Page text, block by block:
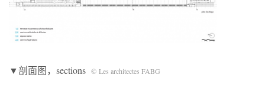
▼剖面图，sections © Les architectes FABG